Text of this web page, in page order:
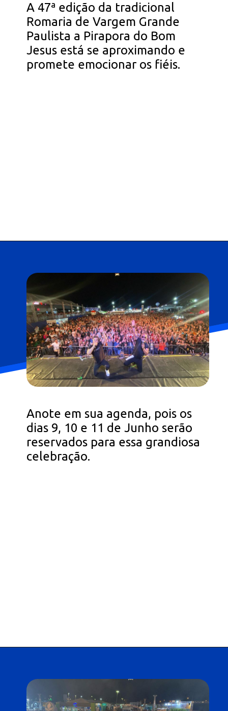
A 47ª edição da tradicional
Romaria de Vargem Grande
Paulista a Pirapora do Bom
Jesus está se aproximando e
promete emocionar os fiéis.
Anote em sua agenda, pois os
dias 9, 10 e 11 de Junho serão
reservados para essa grandiosa
celebração.